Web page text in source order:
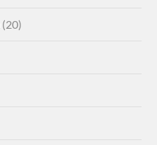
(20)